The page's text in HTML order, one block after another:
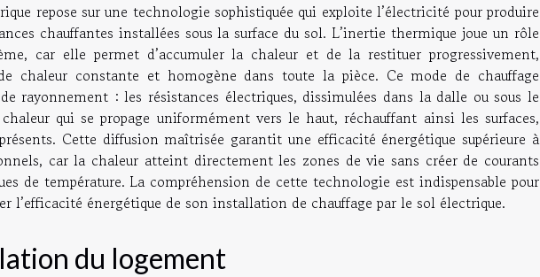
repose sur une technologie sophistiquée qui exploite l’électricité pour produire
chauffantes installées sous la surface du sol. L’inertie thermique joue un rôle
car elle permet d’accumuler la chaleur et de la restituer progressivement,
chaleur constante et homogène dans toute la pièce. Ce mode de chauffage
rayonnement : les résistances électriques, dissimulées dans la dalle ou sous le
qui se propage uniformément vers le haut, réchauffant ainsi les surfaces,
Cette diffusion maîtrisée garantit une efficacité énergétique supérieure à
car la chaleur atteint directement les zones de vie sans créer de courants
de température. La compréhension de cette technologie est indispensable pour
l’efficacité énergétique de son installation de chauffage par le sol électrique.
du logement